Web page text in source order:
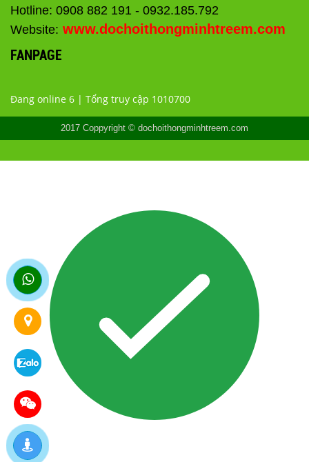
Hotline: 0908 882 191 - 0932.185.792
Website: www.dochoithongminhtreem.com
FANPAGE
Đang online 6 | Tổng truy cập 1010700
2017 Coppyright © dochoithongminhtreem.com